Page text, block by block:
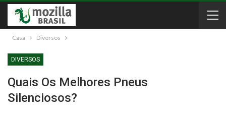
Casa Diversos
DIVERSOS
Quais Os Melhores Pneus
Silenciosos?